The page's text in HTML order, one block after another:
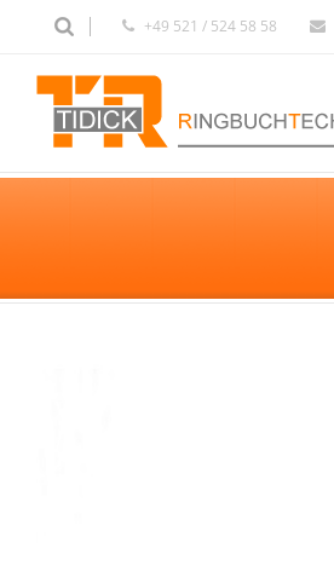
+49 521 / 524 58 58